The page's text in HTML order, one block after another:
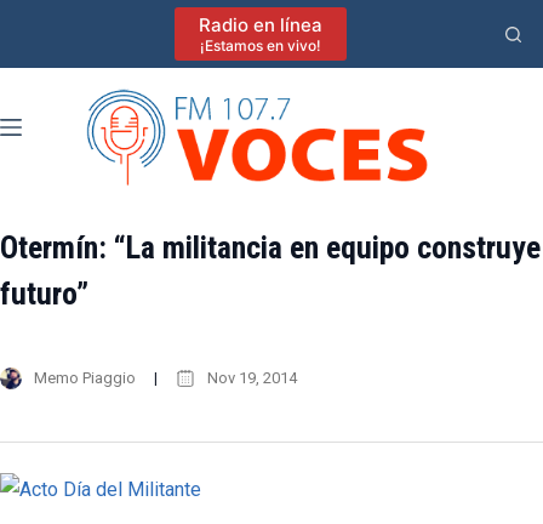
Radio en línea
¡Estamos en vivo!
Otermín: “La militancia en equipo construye
futuro”
Memo Piaggio Nov 19, 2014